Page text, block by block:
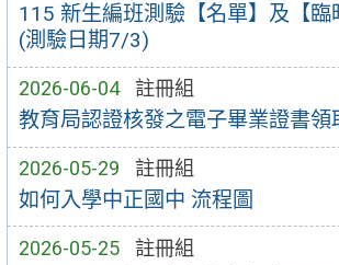
115 新生編班測驗【名單】及【臨
(測驗日期7/3)
2026-06-04 註冊組
教育局認證核發之電子畢業證書領
2026-05-29 註冊組
如何入學中正國中 流程圖
2026-05-25 註冊組